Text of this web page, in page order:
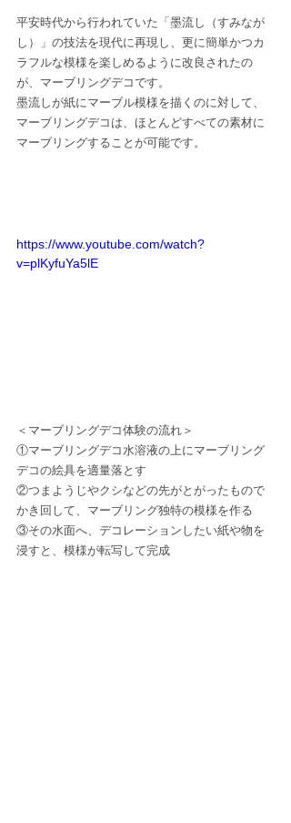
平安時代から行われていた「墨流し（すみなが
し）」の技法を現代に再現し、更に簡単かつカ
ラフルな模様を楽しめるように改良されたの
が、マーブリングデコです。
墨流しが紙にマーブル模様を描くのに対して、
マーブリングデコは、ほとんどすべての素材に
マーブリングすることが可能です。
https://www.youtube.com/watch?
v=plKyfuYa5lE
＜マーブリングデコ体験の流れ＞
①マーブリングデコ水溶液の上にマーブリング
デコの絵具を適量落とす
②つまようじやクシなどの先がとがったもので
かき回して、マーブリング独特の模様を作る
③その水面へ、デコレーションしたい紙や物を
浸すと、模様が転写して完成